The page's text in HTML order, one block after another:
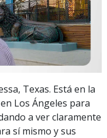
Texas. Está en la
en Los Ángeles para
a ver claramente
sí mismo y sus